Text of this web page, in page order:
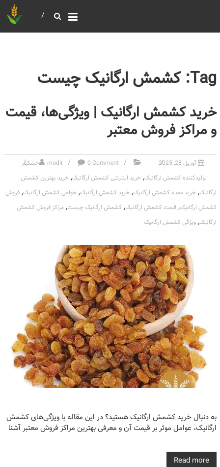
Tag: کشمش ارگانیک چیست
خرید کشمش ارگانیک | ویژگی‌ها، قیمت
و مراکز فروش معتبر
آوریل 28, 2025 modir 0 Comment
خشکبار
تولیدکننده کشمش ارگانیک, خرید اینترنتی کشمش ارگانیک, خرید بهترین کشمش
ارگانیک, خرید عمده کشمش ارگانیک, خرید کشمش ارگانیک, خواص کشمش ارگانیک, فروش
کشمش ارگانیک, قیمت کشمش ارگانیک, کشمش ارگانیک چیست, مراکز فروش کشمش
ارگانیک, ویژگی کشمش ارگانیک
به دنبال خرید کشمش ارگانیک هستید؟ در این مقاله با ویژگی‌های کشمش
ارگانیک، عوامل موثر بر قیمت آن و معرفی بهترین مراکز فروش معتبر آشنا
Read more